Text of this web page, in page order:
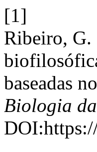
[1]
Ribeiro, G.
baseadas
Biologia